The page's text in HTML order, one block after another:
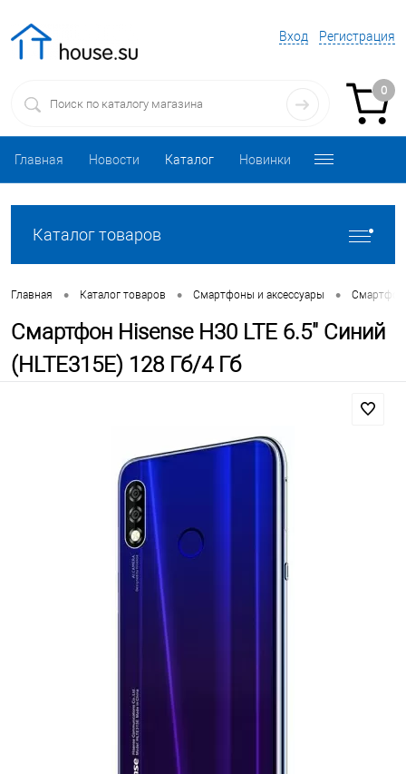
Вход Регистрация
0
Главная Новости Каталог Новинки
Каталог товаров
Главная • Каталог товаров • Смартфоны и аксессуары •
Смартфон Hisense H30 LTE 6.5" Синий
(HLTE315E) 128 Гб/4 Гб